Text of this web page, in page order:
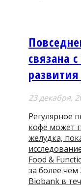
связана
23 декабря,
Регулярное
кофе может
желудка,
Food &
за более чем
Biobank в